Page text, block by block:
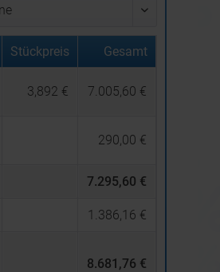
Stückpreis Gesamt
3,892 € 7.005,60 €
290,00 €
7.295,60 €
1.386,16 €
8.681,76 €